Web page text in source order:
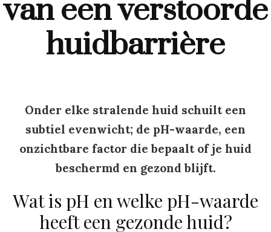
van een verstoorde
huidbarrière
Onder elke stralende huid schuilt een
subtiel evenwicht; de pH-waarde, een
onzichtbare factor die bepaalt of je huid
beschermd en gezond blijft.
Wat is pH en welke pH-waarde
heeft een gezonde huid?